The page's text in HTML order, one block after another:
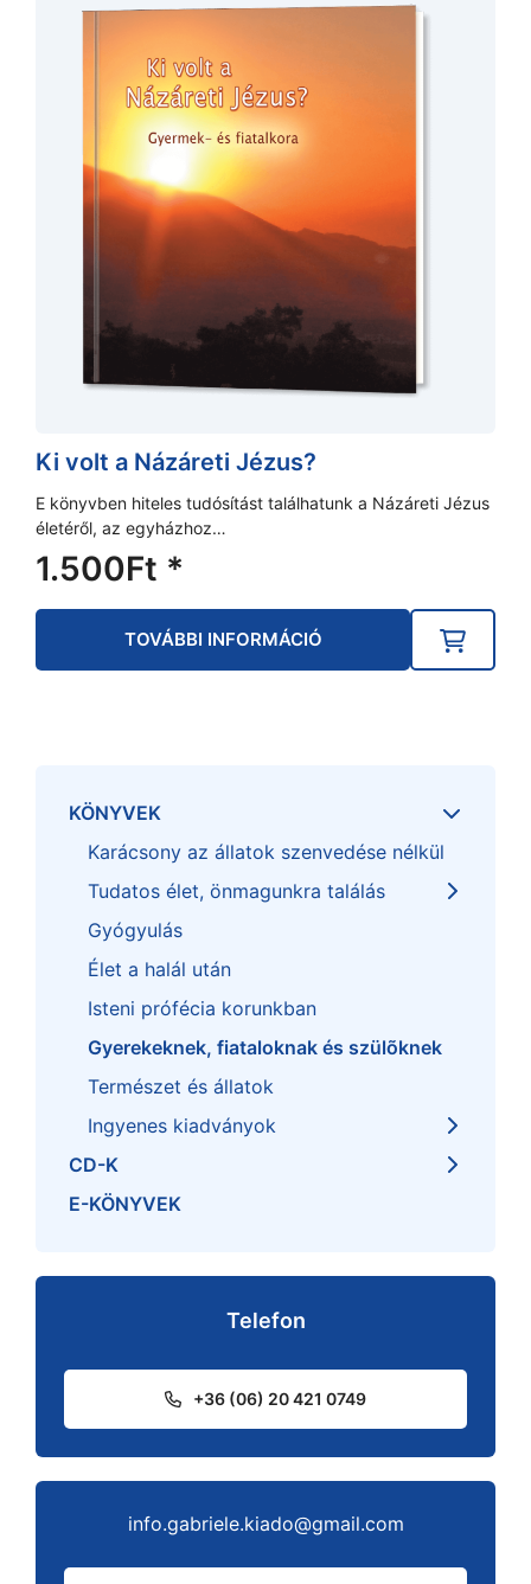
Ki volt a Názáreti Jézus?
E könyvben hiteles tudósítást találhatunk a Názáreti Jézus
életéről, az egyházhoz…
1.500Ft *
TOVÁBBI INFORMÁCIÓ
KÖNYVEK
Karácsony az állatok szenvedése nélkül
Tudatos élet, önmagunkra találás
Gyógyulás
Élet a halál után
Isteni prófécia korunkban
Gyerekeknek, fiataloknak és szülõknek
Természet és állatok
Ingyenes kiadványok
CD-K
E-KÖNYVEK
Telefon
+36 (06) 20 421 0749
info.gabriele.kiado@gmail.com